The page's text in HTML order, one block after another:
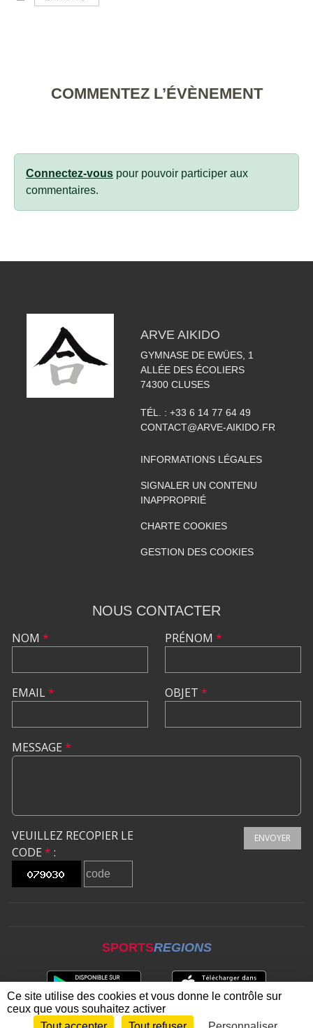
COMMENTEZ L’ÉVÈNEMENT
Connectez-vous pour pouvoir participer aux
commentaires.
ARVE AIKIDO
GYMNASE DE EWÜES, 1
ALLÉE DES ÉCOLIERS
74300 CLUSES
TÉL. : +33 6 14 77 64 49
CONTACT@ARVE-AIKIDO.FR
INFORMATIONS LÉGALES
SIGNALER UN CONTENU
INAPPROPRIÉ
CHARTE COOKIES
GESTION DES COOKIES
NOUS CONTACTER
NOM *
EMAIL*
PRÉNOM *
OBJET *
MESSAGE *
VEUILLEZ RECOPIER LE
CODE * :
ENVOYER
SPORTSREGIONS
Ce site utilise des cookies et vous donne le contrôle sur
ceux que vous souhaitez activer